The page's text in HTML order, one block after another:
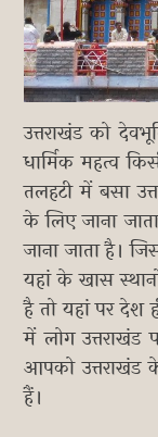
उत्तराखंड को
धार्मिक महत्व
तलहटी में बसा
के लिए जाना
जाना जाता है।
यहां के खास
है तो यहां पर देश
में लोग
आपको उत्तराखंड
हैं।